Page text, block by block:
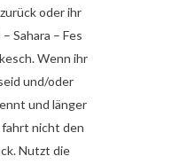
oder ihr
Sahara – Fes
Wenn ihr
und/oder
und länger
fahrt nicht den
Nutzt die